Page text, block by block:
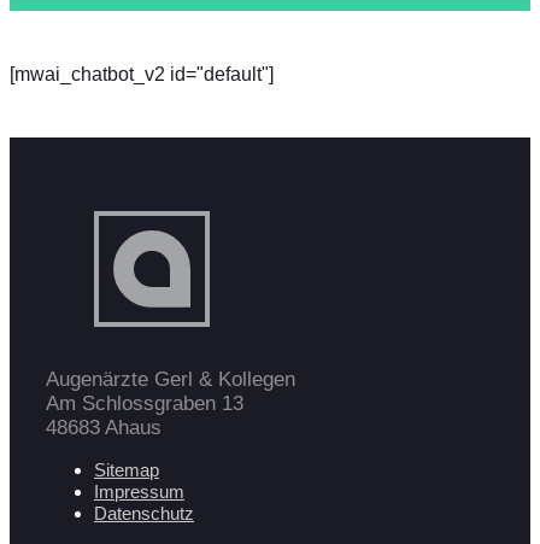
[mwai_chatbot_v2 id="default"]
Augenärzte Gerl & Kollegen
Am Schlossgraben 13
48683 Ahaus
Sitemap
Impressum
Datenschutz